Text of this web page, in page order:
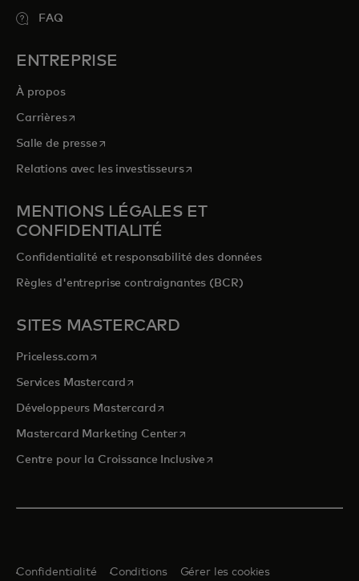
FAQ
ENTREPRISE
À propos
Carrièress’ouvre dans un nouvel onglet
Salle de presses’ouvre dans un nouvel onglet
Relations avec les investisseurss’ouvre dans un nouvel onglet
MENTIONS LÉGALES ET
CONFIDENTIALITÉ
Confidentialité et responsabilité des données
Règles d'entreprise contraignantes (BCR)
SITES MASTERCARD
Priceless.com s’ouvre dans un nouvel onglet
Services Mastercard s’ouvre dans un nouvel onglet
Développeurs Mastercards’ouvre dans un nouvel onglet
Mastercard Marketing Centers’ouvre dans un nouvel onglet
Centre pour la Croissance Inclusive s’ouvre dans un nouvel
Confidentialité Conditions Gérer les cookies